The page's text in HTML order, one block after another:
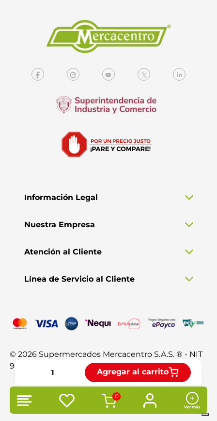
0
Agregar al carrito
Información Legal
Nuestra Empresa
Atención al Cliente
Línea de Servicio al Cliente
© 2026 Supermercados Mercacentro S.A.S. ® - NIT
901.370.428-3. Todos los derechos reservados.